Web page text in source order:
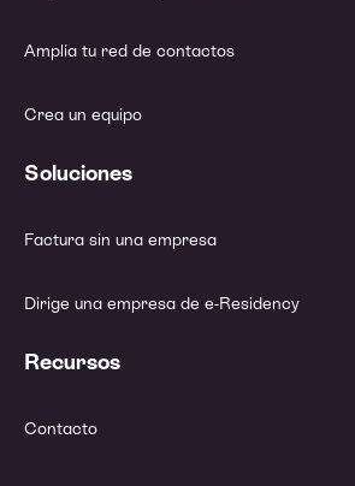
Amplía tu red de contactos
Crea un equipo
Soluciones
Factura sin una empresa
Dirige una empresa de e-Residency
Recursos
Contacto